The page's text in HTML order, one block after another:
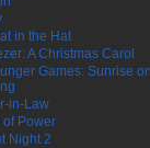
in the Hat
A Christmas Carol
Games: Sunrise
in-Law
of Power
Night 2